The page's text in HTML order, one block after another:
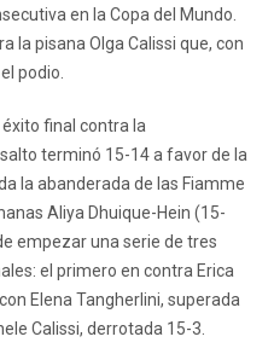
en la Copa del Mundo.
la pisana Olga Calissi que, con
podio.
final contra la
terminó 15-14 a favor de la
la abanderada de las Fiamme
Aliya Dhuique-Hein (15-
empezar una serie de tres
el primero en contra Erica
Elena Tangherlini, superada
Calissi, derrotada 15-3.